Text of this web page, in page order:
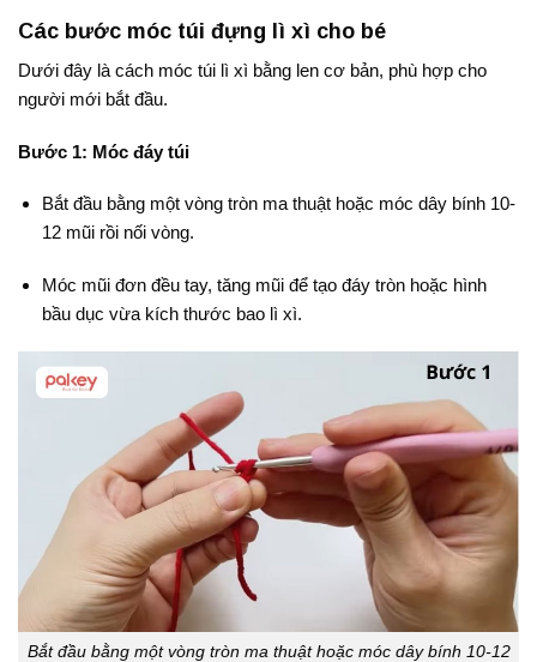
Các bước móc túi đựng lì xì cho bé
Dưới đây là cách móc túi lì xì bằng len cơ bản, phù hợp cho
người mới bắt đầu.
Bước 1: Móc đáy túi
Bắt đầu bằng một vòng tròn ma thuật hoặc móc dây bính 10-
12 mũi rồi nối vòng.
Móc mũi đơn đều tay, tăng mũi để tạo đáy tròn hoặc hình
bầu dục vừa kích thước bao lì xì.
Bắt đầu bằng một vòng tròn ma thuật hoặc móc dây bính 10-12